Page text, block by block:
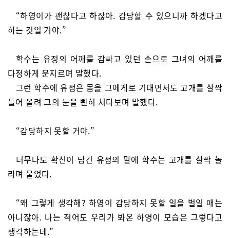
“하영이가 괜찮다고 하잖아. 감당할 수 있으니까 하겠다고
하는 것일 거야.”
학수는 유정의 어깨를 감싸고 있던 손으로 그녀의 어깨를
다정하게 문지르며 말했다.
그런 학수에 유정은 몸을 그에게로 기대면서도 고개를 살짝
들어 올려 그의 눈을 빤히 쳐다보며 말했다.
“감당하지 못할 거야.”
너무나도 확신이 담긴 유정의 말에 학수는 고개를 살짝 놀
라며 물었다.
“왜 그렇게 생각해? 하영이 감당하지 못할 일을 벌일 애는
아니잖아. 나는 적어도 우리가 봐온 하영이 모습은 그렇다고
생각하는데.”